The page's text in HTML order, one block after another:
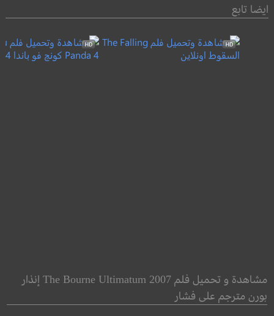
ايضا تابع
السقوط كونج فو باندا 4
مشاهدة و تحميل فلم The Bourne Ultimatum 2007 إنذار
بورن مترجم على فشار